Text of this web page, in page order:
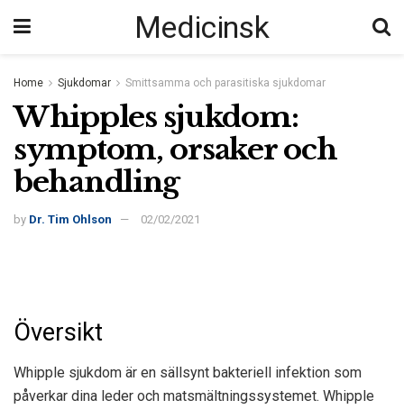
Medicinsk
Home Sjukdomar Smittsamma och parasitiska sjukdomar
Whipples sjukdom:
symptom, orsaker och
behandling
by Dr. Tim Ohlson 02/02/2021
Översikt
Whipple sjukdom är en sällsynt bakteriell infektion som
påverkar dina leder och matsmältningssystemet. Whipple